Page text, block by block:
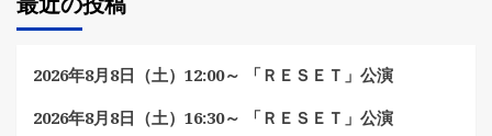
2026年8月8日（土）12:00～ 「ＲＥＳＥＴ」公演
2026年8月8日（土）16:30～ 「ＲＥＳＥＴ」公演